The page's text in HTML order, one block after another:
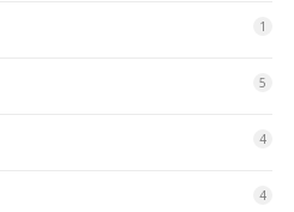
1
5
4
4